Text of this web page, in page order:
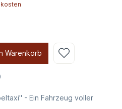
Warenkorb
- Ein Fahrzeug voller